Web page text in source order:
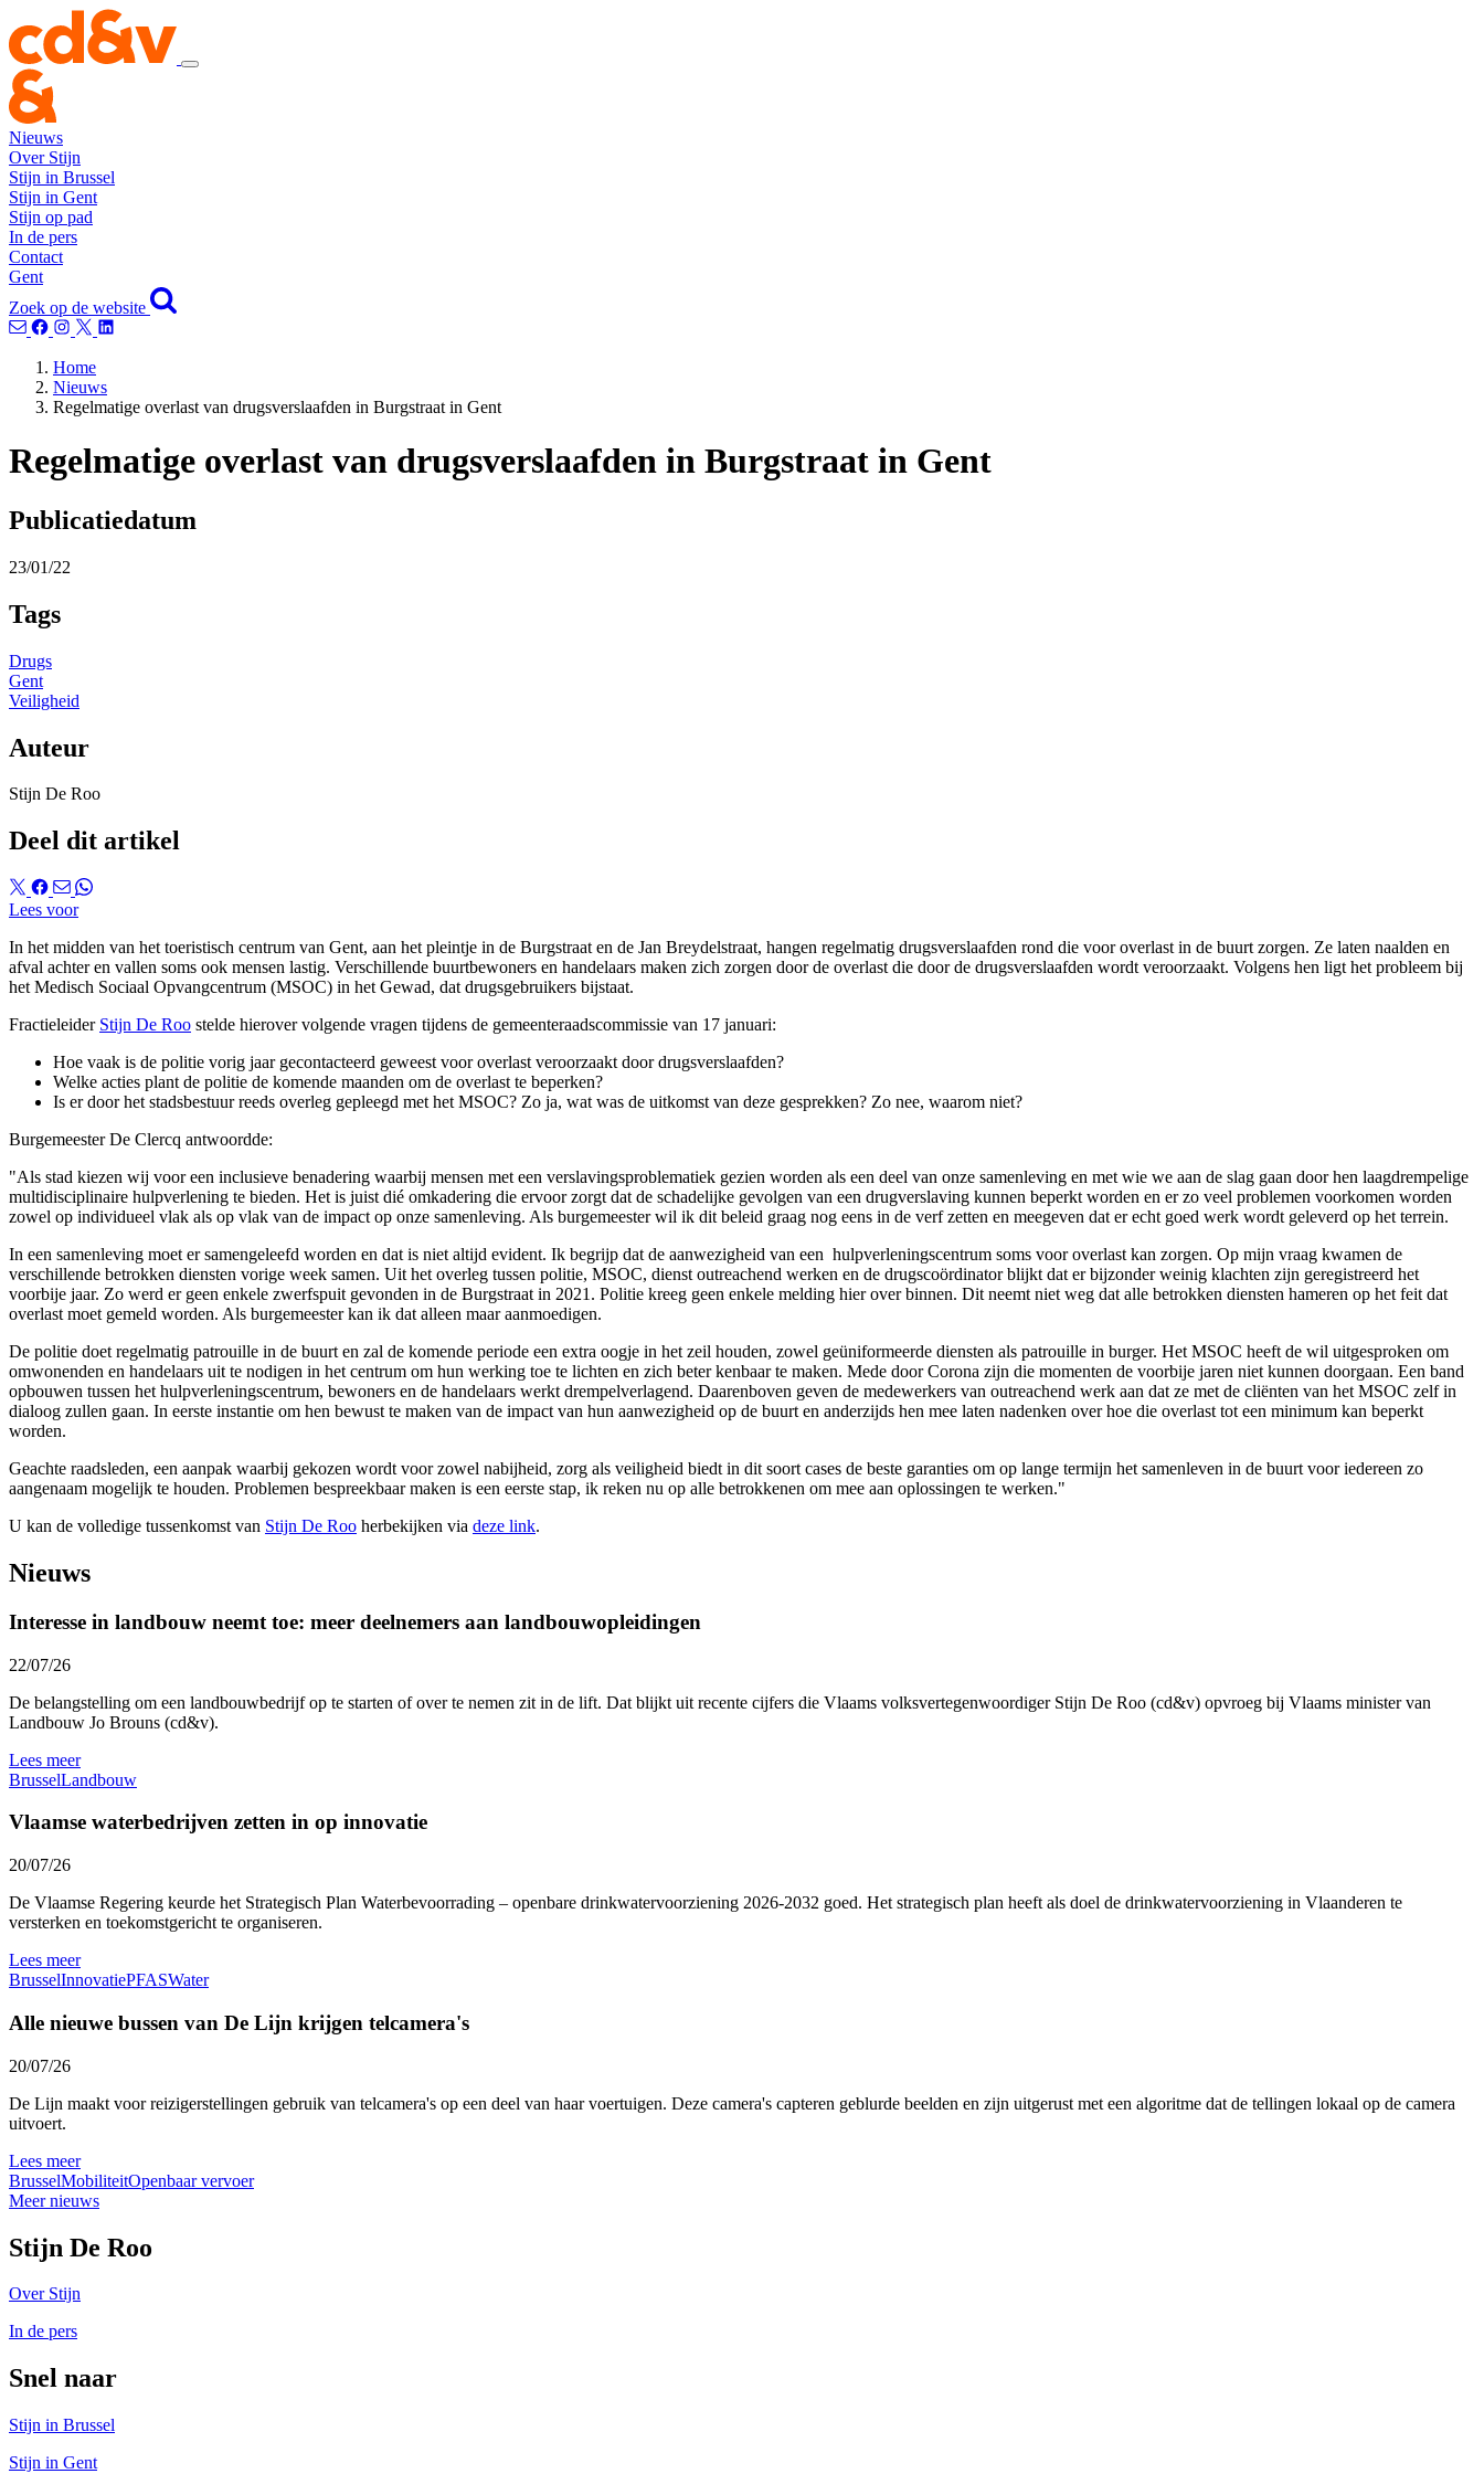
Nieuws
Over Stijn
Stijn in Brussel
Stijn in Gent
Stijn op pad
In de pers
Contact
Gent
Zoek op de website
Home
Nieuws
Regelmatige overlast van drugsverslaafden in Burgstraat in Gent
Regelmatige overlast van drugsverslaafden in Burgstraat in Gent
Publicatiedatum
23/01/22
Tags
Drugs
Gent
Veiligheid
Auteur
Stijn De Roo
Deel dit artikel
Lees voor
In het midden van het toeristisch centrum van Gent, aan het pleintje in de Burgstraat en de Jan Breydelstraat, hangen regelmatig drugsverslaafden rond die voor overlast in de buurt zorgen. Ze laten naalden en
afval achter en vallen soms ook mensen lastig. Verschillende buurtbewoners en handelaars maken zich zorgen door de overlast die door de drugsverslaafden wordt veroorzaakt. Volgens hen ligt het probleem bij
het Medisch Sociaal Opvangcentrum (MSOC) in het Gewad, dat drugsgebruikers bijstaat.
Fractieleider Stijn De Roo stelde hierover volgende vragen tijdens de gemeenteraadscommissie van 17 januari:
Hoe vaak is de politie vorig jaar gecontacteerd geweest voor overlast veroorzaakt door drugsverslaafden?
Welke acties plant de politie de komende maanden om de overlast te beperken?
Is er door het stadsbestuur reeds overleg gepleegd met het MSOC? Zo ja, wat was de uitkomst van deze gesprekken? Zo nee, waarom niet?
Burgemeester De Clercq antwoordde:
"Als stad kiezen wij voor een inclusieve benadering waarbij mensen met een verslavingsproblematiek gezien worden als een deel van onze samenleving en met wie we aan de slag gaan door hen laagdrempelige
multidisciplinaire hulpverlening te bieden. Het is juist dié omkadering die ervoor zorgt dat de schadelijke gevolgen van een drugverslaving kunnen beperkt worden en er zo veel problemen voorkomen worden
zowel op individueel vlak als op vlak van de impact op onze samenleving. Als burgemeester wil ik dit beleid graag nog eens in de verf zetten en meegeven dat er echt goed werk wordt geleverd op het terrein.
In een samenleving moet er samengeleefd worden en dat is niet altijd evident. Ik begrijp dat de aanwezigheid van een hulpverleningscentrum soms voor overlast kan zorgen. Op mijn vraag kwamen de
verschillende betrokken diensten vorige week samen. Uit het overleg tussen politie, MSOC, dienst outreachend werken en de drugscoördinator blijkt dat er bijzonder weinig klachten zijn geregistreerd het
voorbije jaar. Zo werd er geen enkele zwerfspuit gevonden in de Burgstraat in 2021. Politie kreeg geen enkele melding hier over binnen. Dit neemt niet weg dat alle betrokken diensten hameren op het feit dat
overlast moet gemeld worden. Als burgemeester kan ik dat alleen maar aanmoedigen.
De politie doet regelmatig patrouille in de buurt en zal de komende periode een extra oogje in het zeil houden, zowel geüniformeerde diensten als patrouille in burger. Het MSOC heeft de wil uitgesproken om
omwonenden en handelaars uit te nodigen in het centrum om hun werking toe te lichten en zich beter kenbaar te maken. Mede door Corona zijn die momenten de voorbije jaren niet kunnen doorgaan. Een band
opbouwen tussen het hulpverleningscentrum, bewoners en de handelaars werkt drempelverlagend. Daarenboven geven de medewerkers van outreachend werk aan dat ze met de cliënten van het MSOC zelf in
dialoog zullen gaan. In eerste instantie om hen bewust te maken van de impact van hun aanwezigheid op de buurt en anderzijds hen mee laten nadenken over hoe die overlast tot een minimum kan beperkt
worden.
Geachte raadsleden, een aanpak waarbij gekozen wordt voor zowel nabijheid, zorg als veiligheid biedt in dit soort cases de beste garanties om op lange termijn het samenleven in de buurt voor iedereen zo
aangenaam mogelijk te houden. Problemen bespreekbaar maken is een eerste stap, ik reken nu op alle betrokkenen om mee aan oplossingen te werken."
U kan de volledige tussenkomst van Stijn De Roo herbekijken via deze link.
Nieuws
Interesse in landbouw neemt toe: meer deelnemers aan landbouwopleidingen
22/07/26
De belangstelling om een landbouwbedrijf op te starten of over te nemen zit in de lift. Dat blijkt uit recente cijfers die Vlaams volksvertegenwoordiger Stijn De Roo (cd&v) opvroeg bij Vlaams minister van
Landbouw Jo Brouns (cd&v).
Lees meer
BrusselLandbouw
Vlaamse waterbedrijven zetten in op innovatie
20/07/26
De Vlaamse Regering keurde het Strategisch Plan Waterbevoorrading – openbare drinkwatervoorziening 2026-2032 goed. Het strategisch plan heeft als doel de drinkwatervoorziening in Vlaanderen te
versterken en toekomstgericht te organiseren.
Lees meer
BrusselInnovatiePFASWater
Alle nieuwe bussen van De Lijn krijgen telcamera's
20/07/26
De Lijn maakt voor reizigerstellingen gebruik van telcamera's op een deel van haar voertuigen. Deze camera's capteren geblurde beelden en zijn uitgerust met een algoritme dat de tellingen lokaal op de camera
uitvoert.
Lees meer
BrusselMobiliteitOpenbaar vervoer
Meer nieuws
Stijn De Roo
Over Stijn
In de pers
Snel naar
Stijn in Brussel
Stijn in Gent